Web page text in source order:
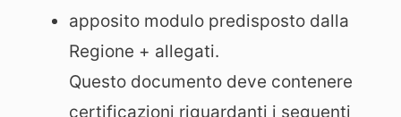
apposito modulo predisposto dalla
Regione + allegati.
Questo documento deve contenere
certificazioni riguardanti i seguenti